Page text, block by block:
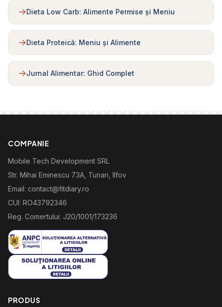
Dieta Low Carb: Alimente Permise și Meniu
Dieta Proteică: Meniu și Alimente
Jurnal Alimentar: Ghid Complet
COMPANIE
Mobile Tech Development SRL
Str. Mihai Eminescu 73A, Tunari, Ilfov
Email: contact@fitdiary.ro
CUI: RO43792346
Reg. Comertului: J20/1001/173236
PRODUS